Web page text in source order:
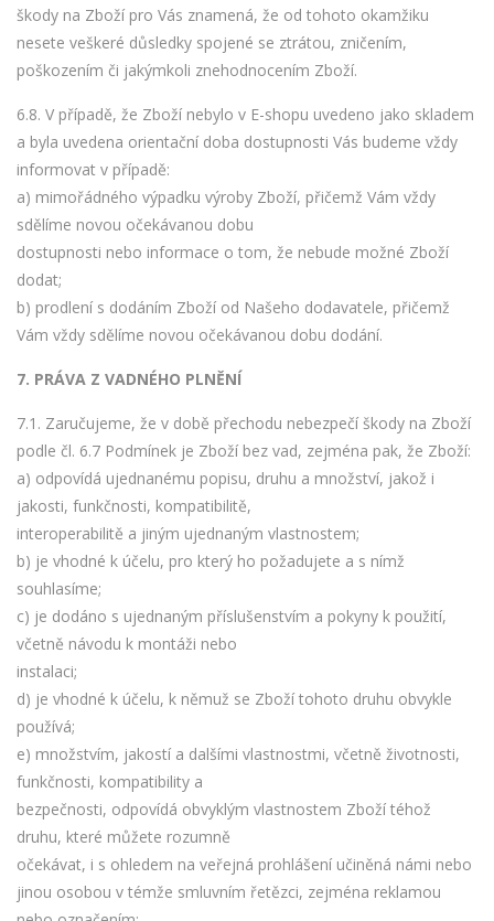
škody na Zboží pro Vás znamená, že od tohoto okamžiku
nesete veškeré důsledky spojené se ztrátou, zničením,
poškozením či jakýmkoli znehodnocením Zboží.
6.8. V případě, že Zboží nebylo v E-shopu uvedeno jako skladem
a byla uvedena orientační doba dostupnosti Vás budeme vždy
informovat v případě:
a) mimořádného výpadku výroby Zboží, přičemž Vám vždy
sdělíme novou očekávanou dobu
dostupnosti nebo informace o tom, že nebude možné Zboží
dodat;
b) prodlení s dodáním Zboží od Našeho dodavatele, přičemž
Vám vždy sdělíme novou očekávanou dobu dodání.
7. PRÁVA Z VADNÉHO PLNĚNÍ
7.1. Zaručujeme, že v době přechodu nebezpečí škody na Zboží
podle čl. 6.7 Podmínek je Zboží bez vad, zejména pak, že Zboží:
a) odpovídá ujednanému popisu, druhu a množství, jakož i
jakosti, funkčnosti, kompatibilitě,
interoperabilitě a jiným ujednaným vlastnostem;
b) je vhodné k účelu, pro který ho požadujete a s nímž
souhlasíme;
c) je dodáno s ujednaným příslušenstvím a pokyny k použití,
včetně návodu k montáži nebo
instalaci;
d) je vhodné k účelu, k němuž se Zboží tohoto druhu obvykle
používá;
e) množstvím, jakostí a dalšími vlastnostmi, včetně životnosti,
funkčnosti, kompatibility a
bezpečnosti, odpovídá obvyklým vlastnostem Zboží téhož
druhu, které můžete rozumně
očekávat, i s ohledem na veřejná prohlášení učiněná námi nebo
jinou osobou v témže smluvním řetězci, zejména reklamou